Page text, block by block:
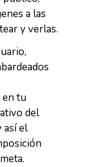
a las
y verlas.
en tu
del
así el